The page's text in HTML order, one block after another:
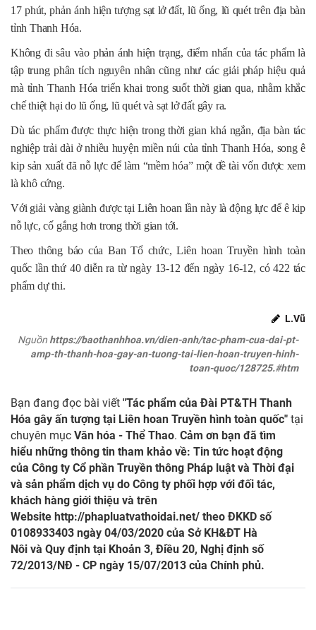
17 phút, phản ánh hiện tượng sạt lở đất, lũ ống, lũ quét trên địa bàn
tỉnh Thanh Hóa.
Không đi sâu vào phản ánh hiện trạng, điểm nhấn của tác phẩm là
tập trung phân tích nguyên nhân cũng như các giải pháp hiệu quả
mà tỉnh Thanh Hóa triển khai trong suốt thời gian qua, nhằm khắc
chế thiệt hại do lũ ống, lũ quét và sạt lở đất gây ra.
Dù tác phẩm được thực hiện trong thời gian khá ngắn, địa bàn tác
nghiệp trải dài ở nhiều huyện miền núi của tỉnh Thanh Hóa, song ê
kip sản xuất đã nỗ lực để làm “mềm hóa” một đề tài vốn được xem
là khô cứng.
Với giải vàng giành được tại Liên hoan lần này là động lực để ê kip
nỗ lực, cố gắng hơn trong thời gian tới.
Theo thông báo của Ban Tổ chức, Liên hoan Truyền hình toàn
quốc lần thứ 40 diễn ra từ ngày 13-12 đến ngày 16-12, có 422 tác
phẩm dự thi.
L.Vũ
Nguồn https://baothanhhoa.vn/dien-anh/tac-pham-cua-dai-pt-
amp-th-thanh-hoa-gay-an-tuong-tai-lien-hoan-truyen-hinh-
toan-quoc/128725.#htm
Bạn đang đọc bài viết "Tác phẩm của Đài PT&TH Thanh
Hóa gây ấn tượng tại Liên hoan Truyền hình toàn quốc" tại
chuyên mục Văn hóa - Thể Thao. Cảm ơn bạn đã tìm
hiểu những thông tin tham khảo về: Tin tức hoạt động
của Công ty Cổ phần Truyền thông Pháp luật và Thời đại
và sản phẩm dịch vụ do Công ty phối hợp với đối tác,
khách hàng giới thiệu và trên
Website http://phapluatvathoidai.net/ theo ĐKKD số
0108933403 ngày 04/03/2020 của Sở KH&ĐT Hà
Nôi và Quy định tại Khoản 3, Điều 20, Nghị định số
72/2013/NĐ - CP ngày 15/07/2013 của Chính phủ.